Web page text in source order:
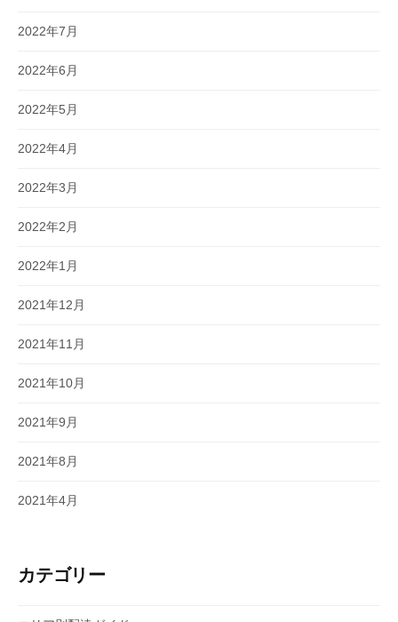
2022年7月
2022年6月
2022年5月
2022年4月
2022年3月
2022年2月
2022年1月
2021年12月
2021年11月
2021年10月
2021年9月
2021年8月
2021年4月
カテゴリー